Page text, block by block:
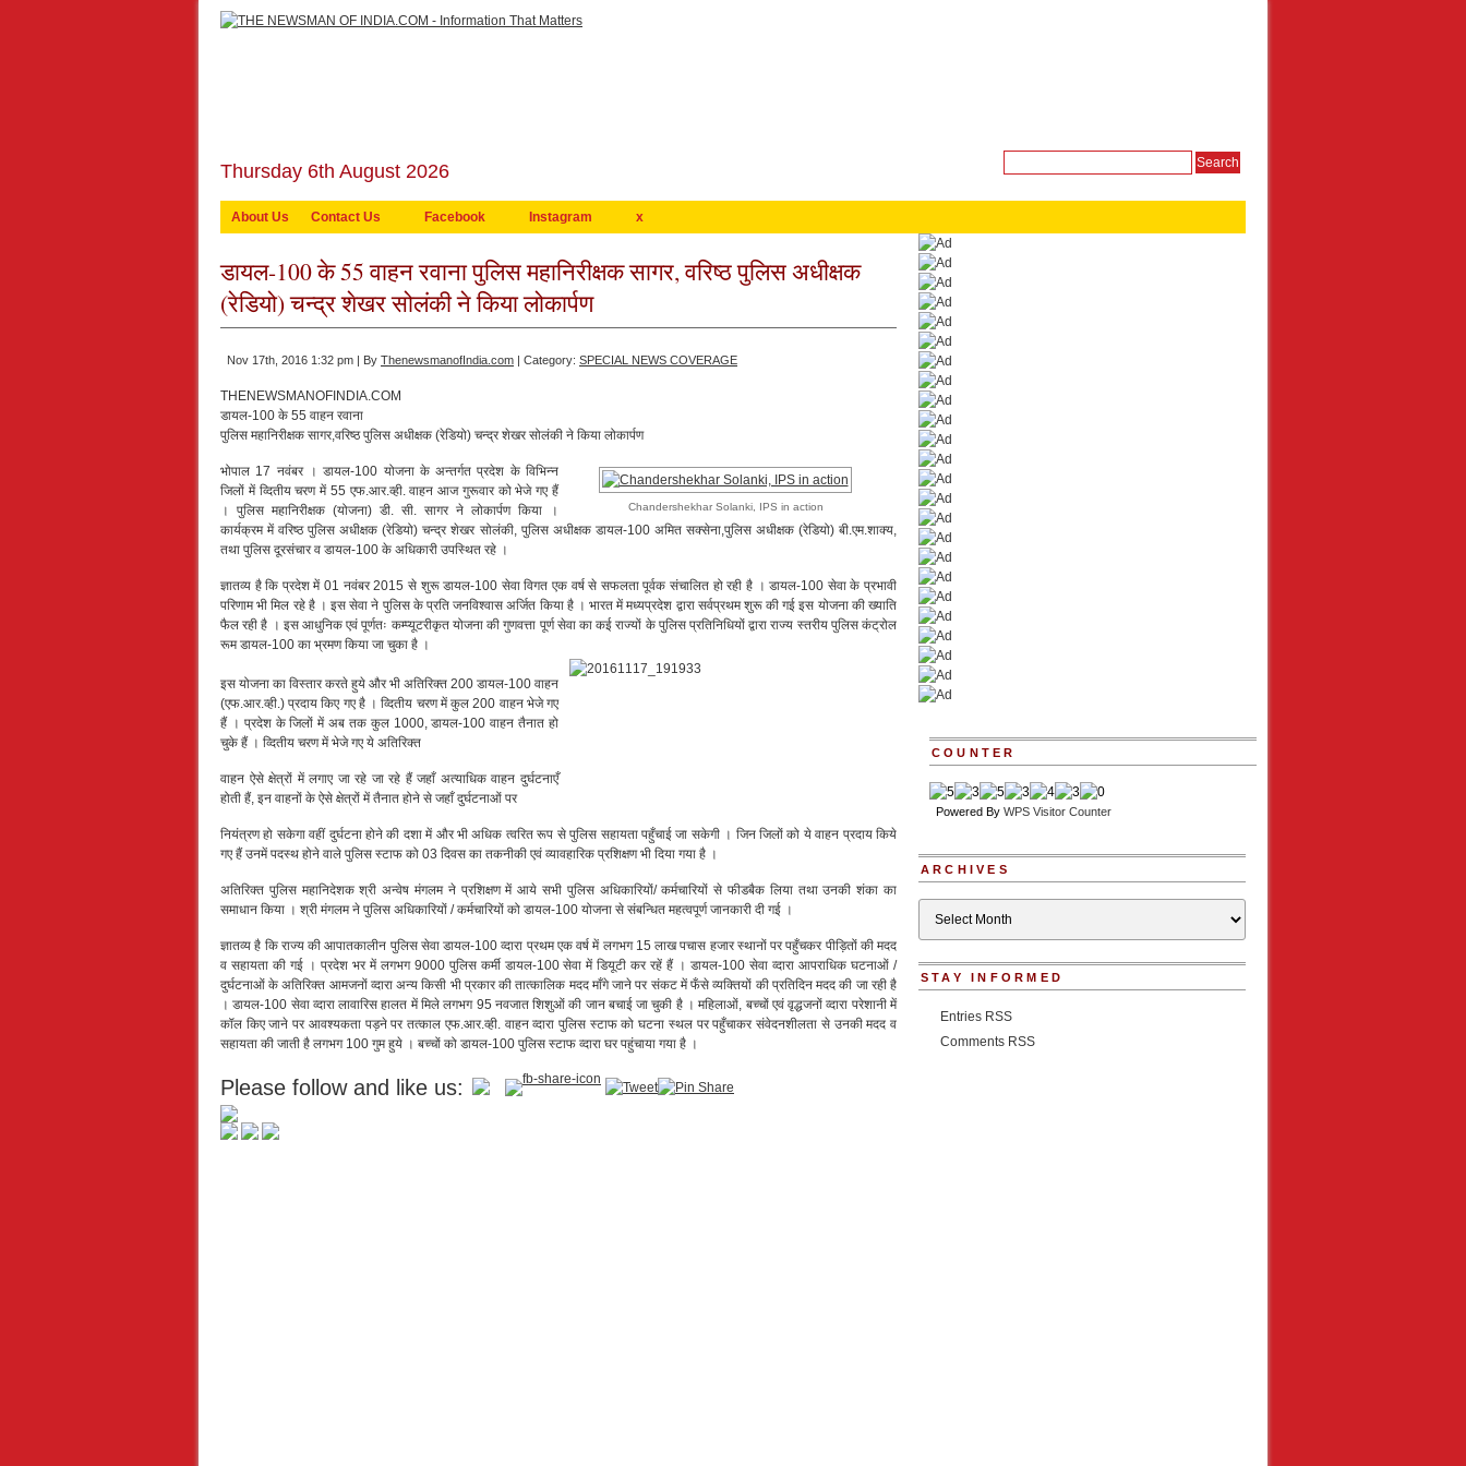
Thursday 6th August 2026
About Us Contact Us Facebook Instagram x
डायल-100 के 55 वाहन रवाना पुलिस महानिरीक्षक सागर, वरिष्ठ पुलिस अधीक्षक
(रेडियो) चन्द्र शेखर सोलंकी ने किया लोकार्पण
Nov 17th, 2016 1:32 pm | By ThenewsmanofIndia.com | Category: SPECIAL NEWS COVERAGE
THENEWSMANOFINDIA.COM
डायल-100 के 55 वाहन रवाना
पुलिस महानिरीक्षक सागर,वरिष्ठ पुलिस अधीक्षक (रेडियो) चन्द्र शेखर सोलंकी ने किया लोकार्पण
Chandershekhar Solanki, IPS in action
भोपाल 17 नवंबर । डायल-100 योजना के अन्तर्गत प्रदेश के विभिन्न
जिलों में व्दितीय चरण में 55 एफ.आर.व्ही. वाहन आज गुरूवार को भेजे गए हैं
। पुलिस महानिरीक्षक (योजना) डी. सी. सागर ने लोकार्पण किया ।
कार्यक्रम में वरिष्ठ पुलिस अधीक्षक (रेडियो) चन्द्र शेखर सोलंकी, पुलिस अधीक्षक डायल-100 अमित सक्सेना,पुलिस अधीक्षक (रेडियो) बी.एम.शाक्य,
तथा पुलिस दूरसंचार व डायल-100 के अधिकारी उपस्थित रहे ।
ज्ञातव्य है कि प्रदेश में 01 नवंबर 2015 से शुरू डायल-100 सेवा विगत एक वर्ष से सफलता पूर्वक संचालित हो रही है । डायल-100 सेवा के प्रभावी
परिणाम भी मिल रहे है । इस सेवा ने पुलिस के प्रति जनविश्वास अर्जित किया है । भारत में मध्यप्रदेश द्वारा सर्वप्रथम शुरू की गई इस योजना की ख्याति
फैल रही है । इस आधुनिक एवं पूर्णतः कम्प्यूटरीकृत योजना की गुणवत्ता पूर्ण सेवा का कई राज्यों के पुलिस प्रतिनिधियों द्वारा राज्य स्तरीय पुलिस कंट्रोल
रूम डायल-100 का भ्रमण किया जा चुका है ।
इस योजना का विस्तार करते हुये और भी अतिरिक्त 200 डायल-100 वाहन
(एफ.आर.व्ही.) प्रदाय किए गए है । व्दितीय चरण में कुल 200 वाहन भेजे गए
हैं । प्रदेश के जिलों में अब तक कुल 1000, डायल-100 वाहन तैनात हो
चुके हैं । व्दितीय चरण में भेजे गए ये अतिरिक्त
वाहन ऐसे क्षेत्रों में लगाए जा रहे जा रहे हैं जहाँ अत्याधिक वाहन दुर्घटनाएँ
होती हैं, इन वाहनों के ऐसे क्षेत्रों में तैनात होने से जहाँ दुर्घटनाओं पर
नियंत्रण हो सकेगा वहीं दुर्घटना होने की दशा में और भी अधिक त्वरित रूप से पुलिस सहायता पहुँचाई जा सकेगी । जिन जिलों को ये वाहन प्रदाय किये
गए हैं उनमें पदस्थ होने वाले पुलिस स्टाफ को 03 दिवस का तकनीकी एवं व्यावहारिक प्रशिक्षण भी दिया गया है ।
अतिरिक्त पुलिस महानिदेशक श्री अन्वेष मंगलम ने प्रशिक्षण में आये सभी पुलिस अधिकारियों/ कर्मचारियों से फीडबैक लिया तथा उनकी शंका का
समाधान किया । श्री मंगलम ने पुलिस अधिकारियों / कर्मचारियों को डायल-100 योजना से संबन्धित महत्वपूर्ण जानकारी दी गई ।
ज्ञातव्य है कि राज्य की आपातकालीन पुलिस सेवा डायल-100 व्दारा प्रथम एक वर्ष में लगभग 15 लाख पचास हजार स्थानों पर पहुँचकर पीड़ितों की मदद
व सहायता की गई । प्रदेश भर में लगभग 9000 पुलिस कर्मी डायल-100 सेवा में डियूटी कर रहें हैं । डायल-100 सेवा व्दारा आपराधिक घटनाओं /
दुर्घटनाओं के अतिरिक्त आमजनों व्दारा अन्य किसी भी प्रकार की तात्कालिक मदद माँगे जाने पर संकट में फँसे व्यक्तियों की प्रतिदिन मदद की जा रही है
। डायल-100 सेवा व्दारा लावारिस हालत में मिले लगभग 95 नवजात शिशुओं की जान बचाई जा चुकी है । महिलाओं, बच्चों एवं वृद्धजनों व्दारा परेशानी में
कॉल किए जाने पर आवश्यकता पड़ने पर तत्काल एफ.आर.व्ही. वाहन व्दारा पुलिस स्टाफ को घटना स्थल पर पहुँचाकर संवेदनशीलता से उनकी मदद व
सहायता की जाती है लगभग 100 गुम हुये । बच्चों को डायल-100 पुलिस स्टाफ व्दारा घर पहुंचाया गया है । ​​
Please follow and like us:
COUNTER
Powered By WPS Visitor Counter
ARCHIVES
STAY INFORMED
Entries RSS
Comments RSS